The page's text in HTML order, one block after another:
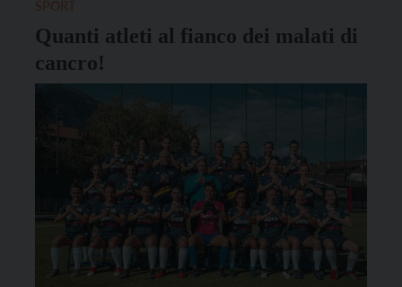
Quanti atleti al fianco dei malati di
cancro!